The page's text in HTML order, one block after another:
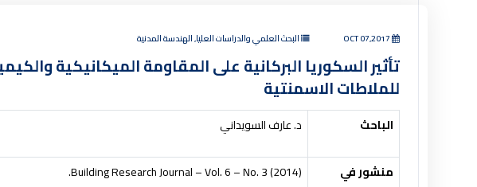
البحث العلمي والدراسات العليا, الهندسة المدنية
تأثير السكوريا البركانية على المقاومة الميكانيكية
للملاطات الاسمنتية
الباحث د. عارف السويداني
منشور في Building Research Journal – Vol. 6 – No. 3 (2014).